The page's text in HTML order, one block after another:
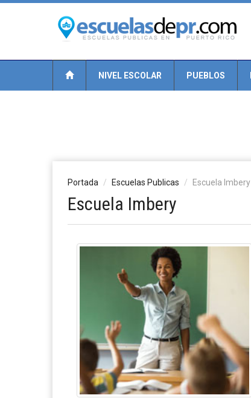
NIVEL ESCOLAR PUEBLOS
Portada Escuelas Publicas Escuela Imbery
Escuela Imbery